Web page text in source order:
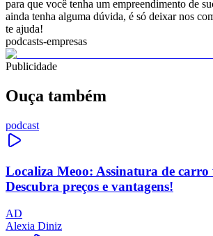
para que você tenha um empreendimento de
ainda tenha alguma dúvida, é só deixar nos
te ajuda!
podcasts-empresas
Publicidade
Ouça também
podcast
Localiza Meoo: Assinatura de carro
Descubra preços e vantagens!
AD
Alexia Diniz